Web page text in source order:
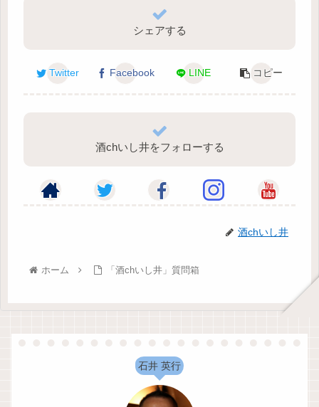
シェアする
Twitter Facebook LINE コピー
酒chいし井をフォローする
酒chいし井
ホーム 「酒chいし井」質問箱
石井 英行